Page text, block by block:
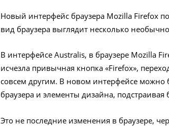
Новый интерфейс браузера Mozilla Firefox
вид браузера выглядит несколько
В интерфейсе Australis, в браузере Mozilla
исчезла привычная кнопка «Firefox»,
совсем другим. В новом интерфейсе можно
браузера и элементы дизайна, подстраивая
Это не последние изменения в браузере,